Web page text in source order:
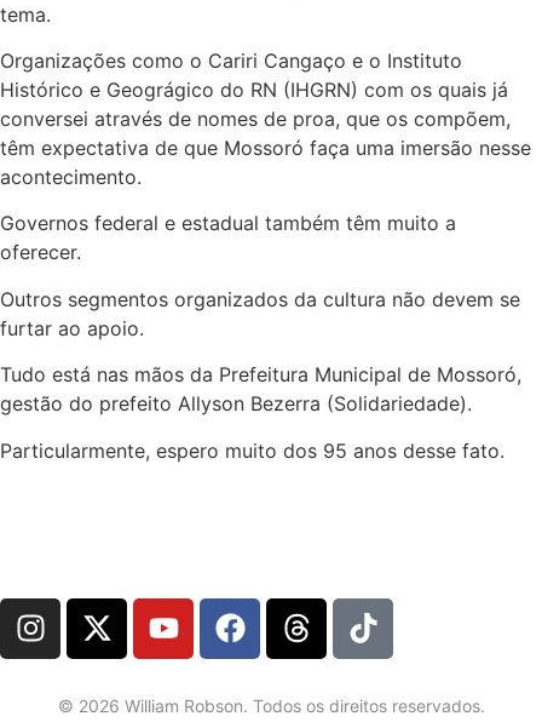
tema.
Organizações como o Cariri Cangaço e o Instituto
Histórico e Geográgico do RN (IHGRN) com os quais já
conversei através de nomes de proa, que os compõem,
têm expectativa de que Mossoró faça uma imersão nesse
acontecimento.
Governos federal e estadual também têm muito a
oferecer.
Outros segmentos organizados da cultura não devem se
furtar ao apoio.
Tudo está nas mãos da Prefeitura Municipal de Mossoró,
gestão do prefeito Allyson Bezerra (Solidariedade).
Particularmente, espero muito dos 95 anos desse fato.
© 2026 William Robson. Todos os direitos reservados.